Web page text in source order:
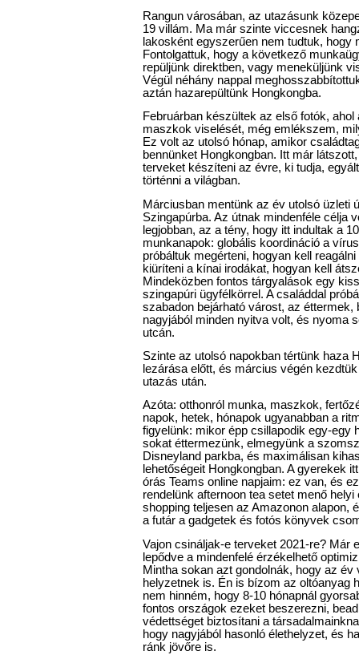
Rangun városában, az utazásunk
19 villám. Ma már szinte viccesnek
lakosként egyszerűen nem tudtuk, hogy
Fontolgattuk, hogy a következő
repüljünk direktben, vagy meneküljünk
Végül néhány nappal
aztán hazarepültünk Hongkongba.
Februárban készültek az első fotók, ahol
maszkok viselését, még emlékszem,
Ez volt az utolsó hónap, amikor
bennünket Hongkongban. Itt már
terveket készíteni az évre, ki tudja,
történni a világban.
Márciusban mentünk az év utolsó üzleti
Szingapúrba. Az útnak mindenféle célja
legjobban, az a tény, hogy itt indultak a
munkanapok: globális koordináció a
próbáltuk megérteni, hogyan kell
kiüríteni a kínai irodákat, hogyan kell
Mindeközben fontos tárgyalások egy
szingapúri ügyfélkörrel. A családdal
szabadon bejárható várost, az éttermek,
nagyjából minden nyitva volt, és nyoma
utcán.
Szinte az utolsó napokban tértünk haza
lezárása előtt, és március végén
utazás után.
Azóta: otthonról munka, maszkok,
napok, hetek, hónapok ugyanabban a
figyelünk: mikor épp csillapodik egy-egy
sokat éttermezünk, elmegyünk a
Disneyland parkba, és maximálisan
lehetőségeit Hongkongban. A gyerekek
órás Teams online napjaim: ez van, és
rendelünk afternoon tea setet menő
shopping teljesen az Amazonon alapon,
a futár a gadgetek és fotós könyvek
Vajon csináljak-e terveket 2021-re? Már
lepődve a mindenfelé érzékelhető
Mintha sokan azt gondolnák, hogy az év
helyzetnek is. Én is bízom az oltóanyag
nem hinném, hogy 8-10 hónapnál
fontos országok ezeket beszerezni,
védettséget biztosítani a
hogy nagyjából hasonló élethelyzet, és
ránk jövőre is.